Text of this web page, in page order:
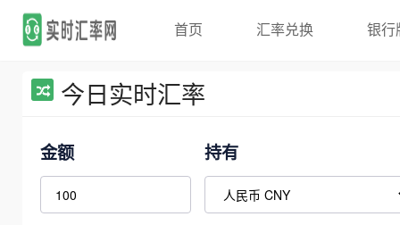
首页 汇率兑换 银行
今日实时汇率
金额 持有